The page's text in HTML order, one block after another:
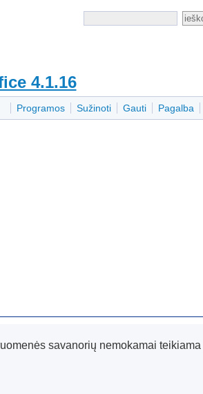
4.1.16
Programos Sužinoti Gauti Pagalba
savanorių nemokamai